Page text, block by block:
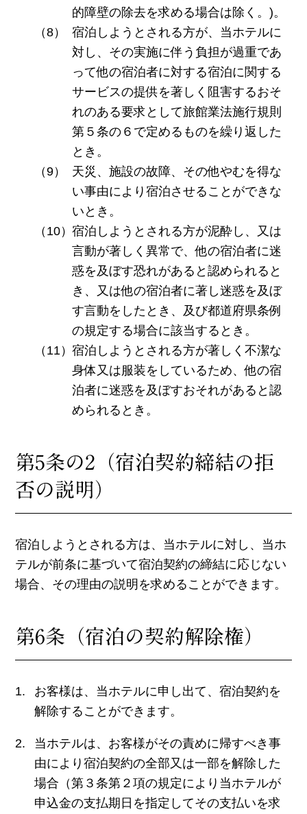
的障壁の除去を求める場合は除く。)。
宿泊しようとされる方が、当ホテルに
対し、その実施に伴う負担が過重であ
って他の宿泊者に対する宿泊に関する
サービスの提供を著しく阻害するおそ
れのある要求として旅館業法施行規則
第５条の６で定めるものを繰り返した
とき。
天災、施設の故障、その他やむを得な
い事由により宿泊させることができな
いとき。
宿泊しようとされる方が泥酔し、又は
言動が著しく異常で、他の宿泊者に迷
惑を及ぼす恐れがあると認められると
き、又は他の宿泊者に著し迷惑を及ぼ
す言動をしたとき、及び都道府県条例
の規定する場合に該当するとき。
宿泊しようとされる方が著しく不潔な
身体又は服装をしているため、他の宿
泊者に迷惑を及ぼすおそれがあると認
められるとき。
第5条の2（宿泊契約締結の拒
否の説明）
宿泊しようとされる方は、当ホテルに対し、当ホ
テルが前条に基づいて宿泊契約の締結に応じない
場合、その理由の説明を求めることができます。
第6条（宿泊の契約解除権）
お客様は、当ホテルに申し出て、宿泊契約を
解除することができます。
当ホテルは、お客様がその責めに帰すべき事
由により宿泊契約の全部又は一部を解除した
場合（第３条第２項の規定により当ホテルが
申込金の支払期日を指定してその支払いを求